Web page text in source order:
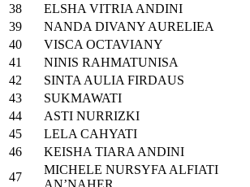
38
ELSHA VITRIA ANDINI
39
NANDA DIVANY AURELIEA
40
VISCA OCTAVIANY
41
NINIS RAHMATUNISA
42
SINTA AULIA FIRDAUS
43
SUKMAWATI
44
ASTI NURRIZKI
45
LELA CAHYATI
46
KEISHA TIARA ANDINI
47
MICHELE NURSYFA ALFIATI
AN’NAHER